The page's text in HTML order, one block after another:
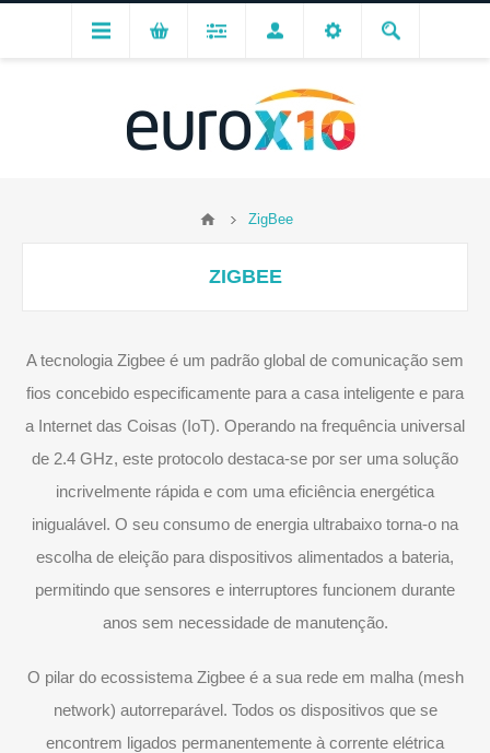
ZigBee
ZIGBEE
A tecnologia Zigbee é um padrão global de comunicação sem
fios concebido especificamente para a casa inteligente e para
a Internet das Coisas (IoT). Operando na frequência universal
de 2.4 GHz, este protocolo destaca-se por ser uma solução
incrivelmente rápida e com uma eficiência energética
inigualável. O seu consumo de energia ultrabaixo torna-o na
escolha de eleição para dispositivos alimentados a bateria,
permitindo que sensores e interruptores funcionem durante
anos sem necessidade de manutenção.
O pilar do ecossistema Zigbee é a sua rede em malha (mesh
network) autorreparável. Todos os dispositivos que se
encontrem ligados permanentemente à corrente elétrica